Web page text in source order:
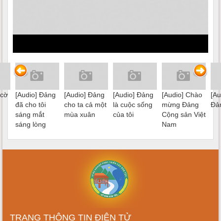
[Audio] Đảng
đã cho tôi
sáng mắt
sáng lòng
[Audio] Đảng
cho ta cả một
mùa xuân
[Audio] Đảng
là cuộc sống
của tôi
[Audio] Chào
mừng Đảng
Cộng sản Việt
Nam
TRANG THÔNG TIN ĐIỆN TỬ